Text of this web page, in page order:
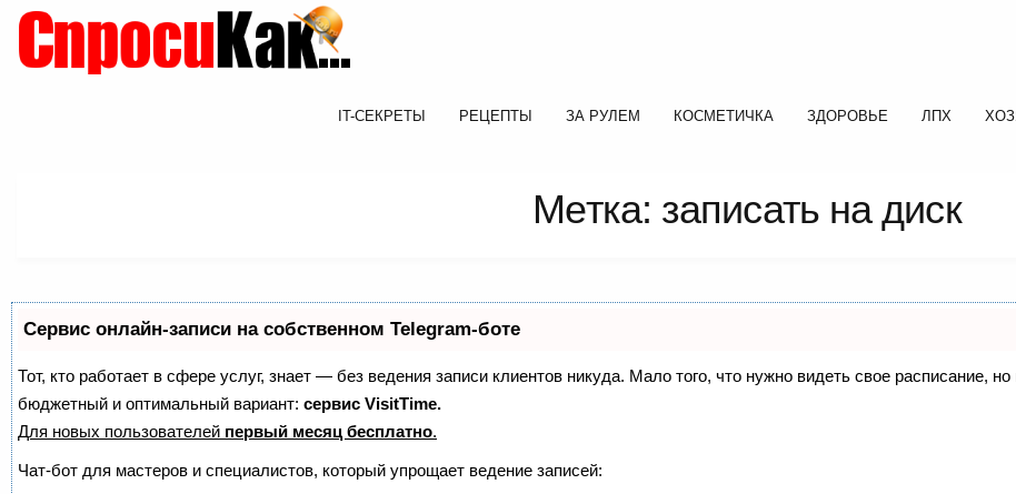
IT-СЕКРЕТЫ РЕЦЕПТЫ ЗА РУЛЕМ КОСМЕТИЧКА ЗДОРОВЬЕ ЛПХ
Метка: записать на диск
Сервис онлайн-записи на собственном Telegram-боте
Тот, кто работает в сфере услуг, знает — без ведения записи клиентов никуда. Мало того, что нужно видеть свое расписание,
бюджетный и оптимальный вариант: сервис VisitTime.
Для новых пользователей первый месяц бесплатно.
Чат-бот для мастеров и специалистов, который упрощает ведение записей: